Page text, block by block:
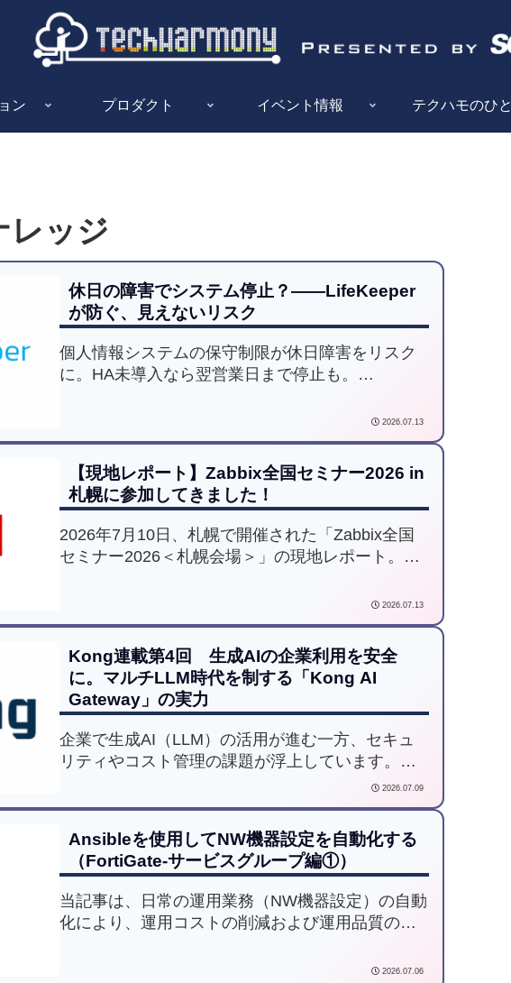
ン プロダクト イベント情報 テクハモのひと
レッジ
休日の障害でシステム停止？——LifeKeeper
が防ぐ、見えないリスク
個人情報システムの保守制限が休日障害をリスク
に。HA未導入なら翌営業日まで停止も。
2026.07.13
【現地レポート】Zabbix全国セミナー2026 in
札幌に参加してきました！
2026年7月10日、札幌で開催された「Zabbix全国
セミナー2026＜札幌会場＞」の現地レポート。
を活用したAIエージェントによる自律型Zabbix運
用のデモを披露。会場の様子をお伝えします。
2026.07.13
Kong連載第4回 生成AIの企業利用を安全
に。マルチLLM時代を制する「Kong AI
Gateway」の実力
企業で生成AI（LLM）の活用が進む一方、セキュ
リティやコスト管理の課題が浮上しています。連
載第4回では、複数LLMへのルーティング統合、
APIキーの隠蔽、トークン管理などを一元化し、エ
ンタープライズ環境で安全なAI活用を実現する
「Kong AI Gateway」の強力な機能とメリットを
解説します。
2026.07.09
Ansibleを使用してNW機器設定を自動化する
（FortiGate-サービスグループ編①）
当記事は、日常の運用業務（NW機器設定）の自動
化により、運用コストの削減および運用品質の向
設定を自動化してみようと試みた記事です。2026.07.06